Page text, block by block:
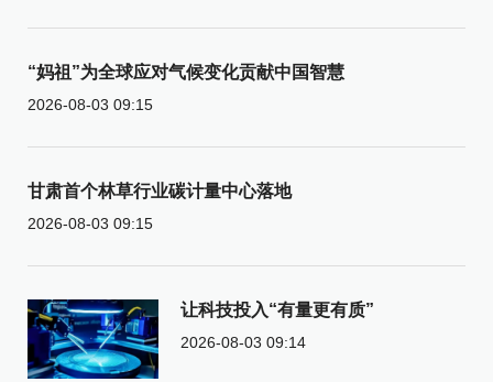
“妈祖”为全球应对气候变化贡献中国智慧
2026-08-03 09:15
甘肃首个林草行业碳计量中心落地
2026-08-03 09:15
让科技投入“有量更有质”
2026-08-03 09:14